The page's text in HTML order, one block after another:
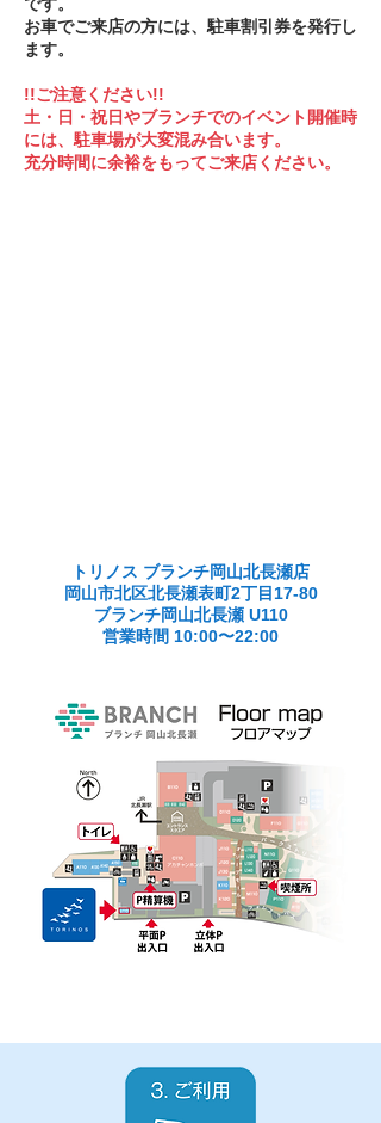
お車でご来店の方には、駐車割引券を発行し
ます。
!!ご注意ください!!
土・日・祝日やブランチでのイベント開催時
には、駐車場が大変混み合います。
​充分時間に余裕をもってご来店ください。
トリノス ブランチ岡山北長瀬店
岡山市北区北長瀬表町2丁目17-80
ブランチ岡山北長瀬 U110
​営業時間 10:00〜22:00